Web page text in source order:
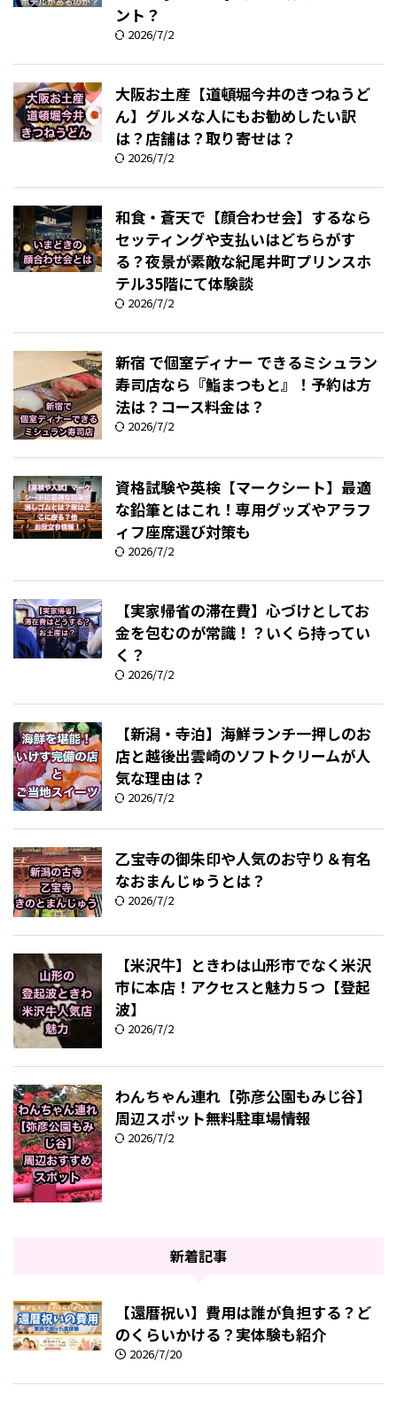
ント？
2026/7/2
大阪お土産【道頓堀今井のきつねうど
ん】グルメな人にもお勧めしたい訳
は？店舗は？取り寄せは？
2026/7/2
和食・蒼天で【顔合わせ会】するなら
セッティングや支払いはどちらがす
る？夜景が素敵な紀尾井町プリンスホ
テル35階にて体験談
2026/7/2
新宿 で個室ディナー できるミシュラン
寿司店なら『鮨まつもと』！予約は方
法は？コース料金は？
2026/7/2
資格試験や英検【マークシート】最適
な鉛筆とはこれ！専用グッズやアラフ
ィフ座席選び対策も
2026/7/2
【実家帰省の滞在費】心づけとしてお
金を包むのが常識！？いくら持ってい
く？
2026/7/2
【新潟・寺泊】海鮮ランチ一押しのお
店と越後出雲崎のソフトクリームが人
気な理由は？
2026/7/2
乙宝寺の御朱印や人気のお守り＆有名
なおまんじゅうとは？
2026/7/2
【米沢牛】ときわは山形市でなく米沢
市に本店！アクセスと魅力５つ【登起
波】
2026/7/2
わんちゃん連れ【弥彦公園もみじ谷】
周辺スポット無料駐車場情報
2026/7/2
新着記事
【還暦祝い】費用は誰が負担する？ど
のくらいかける？実体験も紹介
2026/7/20